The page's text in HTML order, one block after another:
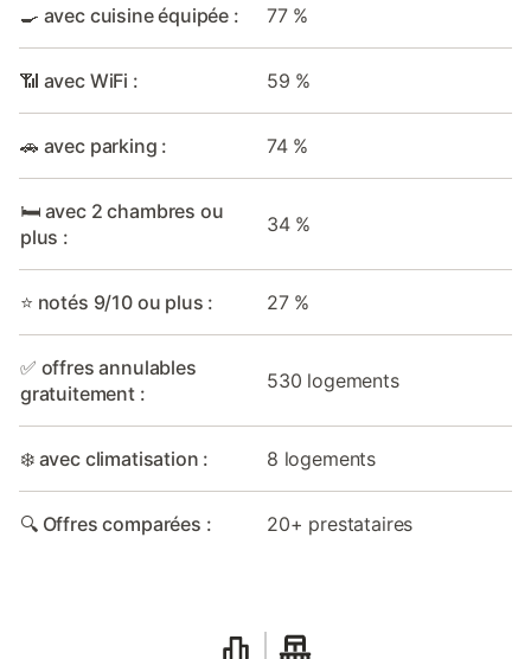
🍳 avec cuisine équipée : 77 %
📶 avec WiFi : 59 %
🚗 avec parking : 74 %
🛏️ avec 2 chambres ou
plus :
34 %
⭐ notés 9/10 ou plus : 27 %
✅ offres annulables
gratuitement :
530 logements
❄️ avec climatisation : 8 logements
🔍 Offres comparées : 20+ prestataires